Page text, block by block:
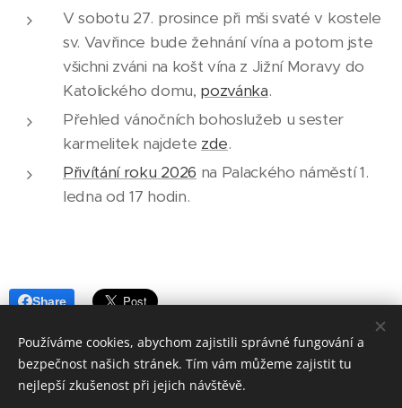
V sobotu 27. prosince při mši svaté v kostele
sv. Vavřince bude žehnání vína a potom jste
všichni zváni na košt vína z Jižní Moravy do
Katolického domu, pozvánka.
Přehled vánočních bohoslužeb u sester
karmelitek najdete zde.
Přivítání roku 2026 na Palackého náměstí 1.
ledna od 17 hodin.
Share
Římskokatolická farnost Dačice; Krajířova 18, Dačice
Používáme cookies, abychom zajistili správné fungování a
bezpečnost našich stránek. Tím vám můžeme zajistit tu
nejlepší zkušenost při jejich návštěvě.